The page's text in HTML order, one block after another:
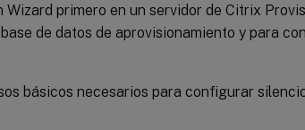
primero en un servidor de Citrix
de datos de aprovisionamiento y para
básicos necesarios para configurar